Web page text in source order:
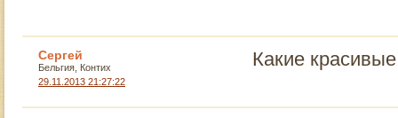
Сергей
Бельгия, Контих
29.11.2013 21:27:22
Какие